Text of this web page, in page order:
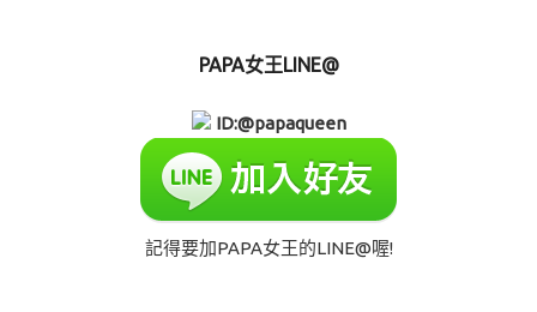
PAPA女王LINE@
ID:@papaqueen
記得要加PAPA女王的LINE@喔!